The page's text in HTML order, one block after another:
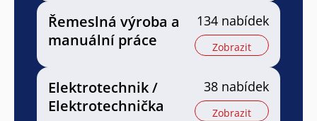
Řemeslná výroba a
manuální práce
134 nabídek
Zobrazit
Elektrotechnik /
Elektrotechnička
38 nabídek
Zobrazit